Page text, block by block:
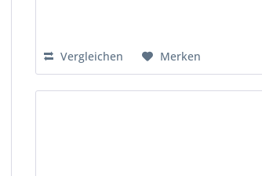
Vergleichen Merken